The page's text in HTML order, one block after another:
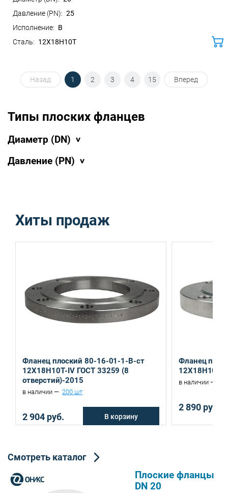
25
B
12Х18Н10Т
Назад 1 2 3 4 15 Вперед
Типы плоских фланцев
Диаметр (DN)
Давление (PN)
Хиты продаж
Фланец плоский 80-16-01-1-B-ст
12Х18Н10Т-IV ГОСТ 33259 (8
отверстий)-2015
в наличии — 200 шт
2 904 руб. В корзину
Фланец
12Х18Н10Т-
в наличии —
2 890 руб.
Смотреть каталог
Плоские фланцы
DN 20